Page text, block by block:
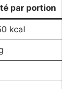
par portion
kcal